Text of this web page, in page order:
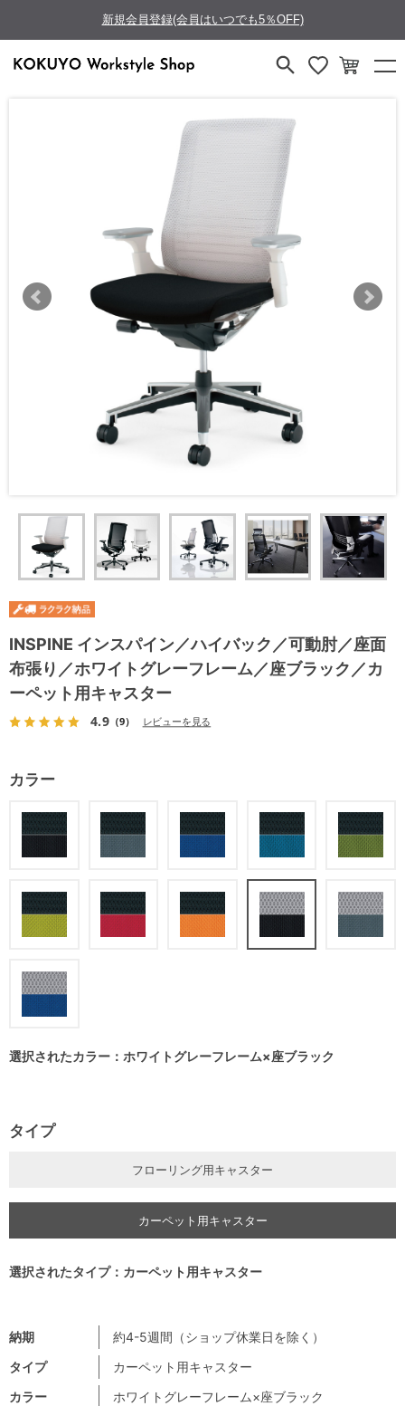
新規会員登録(会員はいつでも5％OFF)
INSPINE インスパイン／ハイバック／可動肘／座面
布張り／ホワイトグレーフレーム／座ブラック／カ
ーペット用キャスター
4.9（9） レビューを見る
納期
約4-5週間（ショップ休業日を除く）
タイプ
カーペット用キャスター
カラー
ホワイトグレーフレーム×座ブラック
カラー
選択されたカラー：ホワイトグレーフレーム×座ブラック
タイプ
フローリング用キャスター
カーペット用キャスター
選択されたタイプ：カーペット用キャスター